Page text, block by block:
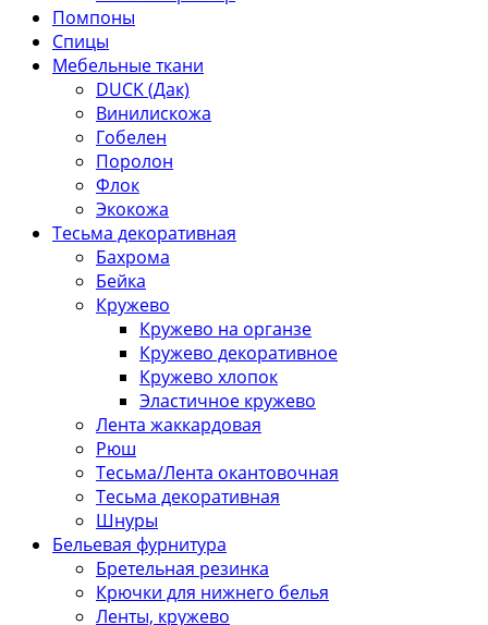
Помпоны
Спицы
Мебельные ткани
DUCK (Дак)
Винилискожа
Гобелен
Поролон
Флок
Экокожа
Тесьма декоративная
Бахрома
Бейка
Кружево
Кружево на органзе
Кружево декоративное
Кружево хлопок
Эластичное кружево
Лента жаккардовая
Рюш
Тесьма/Лента окантовочная
Тесьма декоративная
Шнуры
Бельевая фурнитура
Бретельная резинка
Крючки для нижнего белья
Ленты, кружево